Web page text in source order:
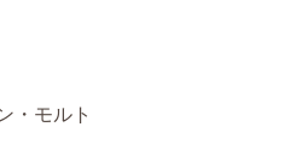
・モルト